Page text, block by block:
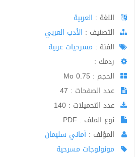
اللغة : العربية
اﻟﺘﺼﻨﻴﻒ : الأدب العربي
الفئة : مسرحيات عربية
ردمك :
الحجم : 0.75 Mo
عدد الصفحات : 47
عدد التحميلات : 140
نوع الملف : PDF
المؤلف : أماني سليمان
مونولوجات مسرحية